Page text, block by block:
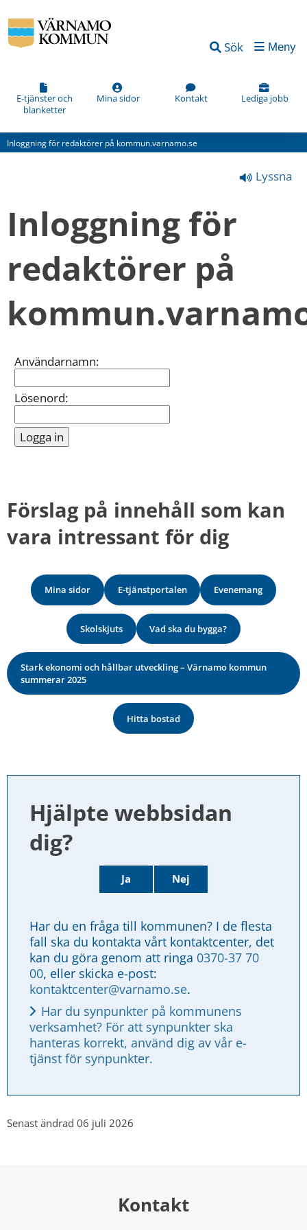
Sök Meny
E-tjänster och
blanketter
Mina sidor Kontakt Lediga jobb
Inloggning för redaktörer på kommun.varnamo.se
Lyssna
Inloggning för
redaktörer på
Inloggning
Användarnamn:
Lösenord:
Förslag på innehåll som kan
vara intressant för dig
Mina sidor E-tjänstportalen Evenemang
Skolskjuts Vad ska du bygga?
Stark ekonomi och hållbar utveckling – Värnamo kommun
summerar 2025
Hitta bostad
Hjälpte webbsidan
dig?
Ja Nej
Har du en fråga till kommunen? I de flesta
fall ska du kontakta vårt kontaktcenter, det
kan du göra genom att ringa 0370-37 70
00
kontaktcenter@varnamo.se.
Har du synpunkter på kommunens
verksamhet? För att synpunkter ska
hanteras korrekt, använd dig av vår e-
tjänst för synpunkter.
Vad
kan
förbättra
den
här
(obligatorisk)
kan
informationen
bättre
dig?
Webbadress
sidan
Senast ändrad 06 juli 2026
Kontakt